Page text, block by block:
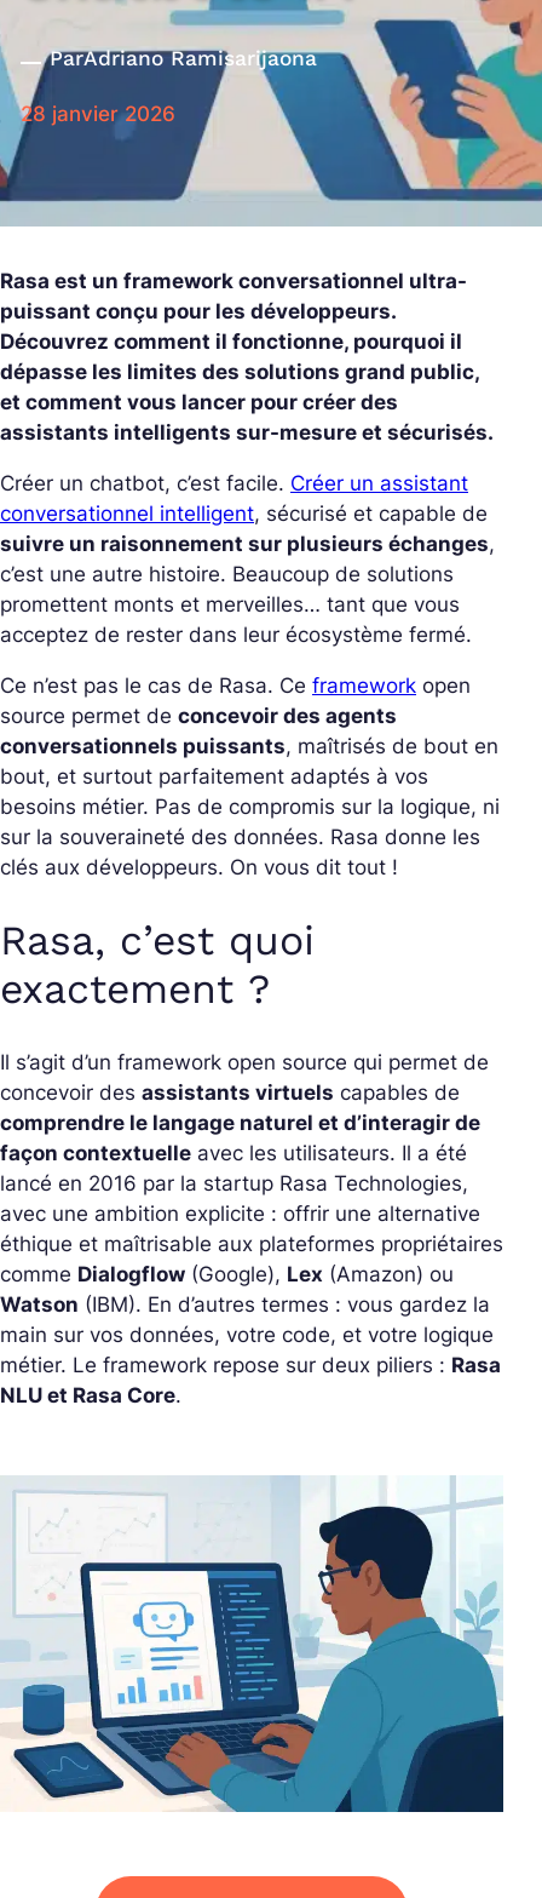
ParAdriano Ramisarijaona
28 janvier 2026
Rasa est un framework conversationnel ultra-
puissant conçu pour les développeurs.
Découvrez comment il fonctionne, pourquoi il
dépasse les limites des solutions grand public,
et comment vous lancer pour créer des
assistants intelligents sur-mesure et sécurisés.
Créer un chatbot, c’est facile. Créer un assistant
conversationnel intelligent, sécurisé et capable de
suivre un raisonnement sur plusieurs échanges,
c’est une autre histoire. Beaucoup de solutions
promettent monts et merveilles… tant que vous
acceptez de rester dans leur écosystème fermé.
Ce n’est pas le cas de Rasa. Ce framework open
source permet de concevoir des agents
conversationnels puissants, maîtrisés de bout en
bout, et surtout parfaitement adaptés à vos
besoins métier. Pas de compromis sur la logique, ni
sur la souveraineté des données. Rasa donne les
clés aux développeurs. On vous dit tout !
Rasa, c’est quoi
exactement ?
Il s’agit d’un framework open source qui permet de
concevoir des assistants virtuels capables de
comprendre le langage naturel et d’interagir de
façon contextuelle avec les utilisateurs. Il a été
lancé en 2016 par la startup Rasa Technologies,
avec une ambition explicite : offrir une alternative
éthique et maîtrisable aux plateformes propriétaires
comme Dialogflow (Google), Lex (Amazon) ou
Watson (IBM). En d’autres termes : vous gardez la
main sur vos données, votre code, et votre logique
métier. Le framework repose sur deux piliers : Rasa
NLU et Rasa Core.